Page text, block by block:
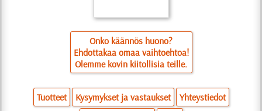
Onko käännös huono?
Ehdottakaa omaa vaihtoehtoa!
Olemme kovin kiitollisia teille.
Tuotteet Kysymykset ja vastaukset
Yhteystiedot